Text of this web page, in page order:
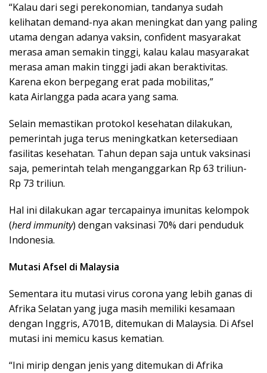
“Kalau dari segi perekonomian, tandanya sudah
kelihatan demand-nya akan meningkat dan yang paling
utama dengan adanya vaksin, confident masyarakat
merasa aman semakin tinggi, kalau kalau masyarakat
merasa aman makin tinggi jadi akan beraktivitas.
Karena ekon berpegang erat pada mobilitas,”
kata Airlangga pada acara yang sama.
Selain memastikan protokol kesehatan dilakukan,
pemerintah juga terus meningkatkan ketersediaan
fasilitas kesehatan. Tahun depan saja untuk vaksinasi
saja, pemerintah telah menganggarkan Rp 63 triliun-
Rp 73 triliun.
Hal ini dilakukan agar tercapainya imunitas kelompok
(herd immunity) dengan vaksinasi 70% dari penduduk
Indonesia.
Mutasi Afsel di Malaysia
Sementara itu mutasi virus corona yang lebih ganas di
Afrika Selatan yang juga masih memiliki kesamaan
dengan Inggris, A701B, ditemukan di Malaysia. Di Afsel
mutasi ini memicu kasus kematian.
“Ini mirip dengan jenis yang ditemukan di Afrika